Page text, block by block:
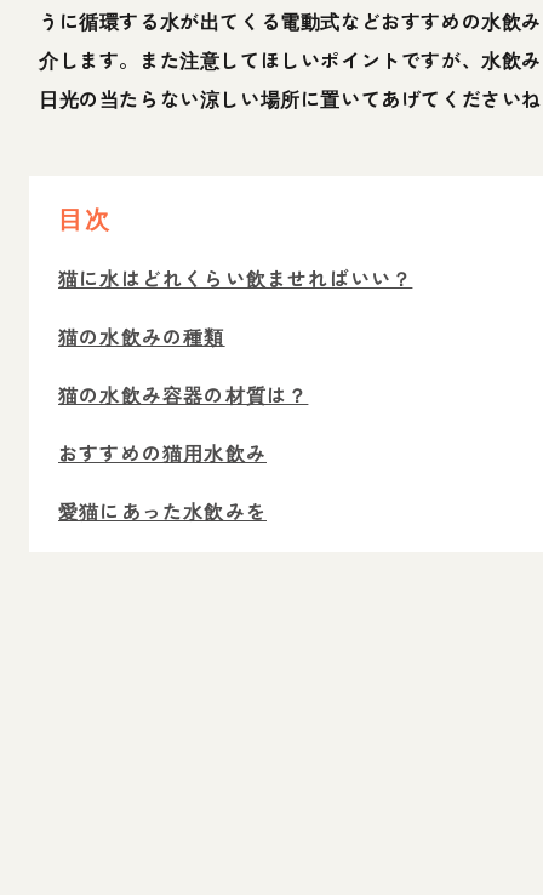
うに循環する水が出てくる電動式などおすすめの水飲
介します。また注意してほしいポイントですが、水飲
日光の当たらない涼しい場所に置いてあげてください
目次
猫に水はどれくらい飲ませればいい？
猫の水飲みの種類
猫の水飲み容器の材質は？
おすすめの猫用水飲み
愛猫にあった水飲みを